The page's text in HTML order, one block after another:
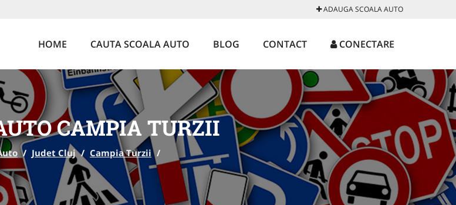
ADAUGA SCOALA AUTO
HOME CAUTA SCOALA AUTO BLOG CONTACT CONECTARE
CAMPIA TURZII
/ Judet Cluj / Campia Turzii /